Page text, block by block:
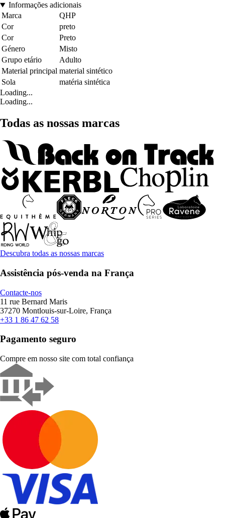
Informações adicionais
Marca
QHP
Cor
preto
Cor
Preto
Género
Misto
Grupo etário
Adulto
Material principal material sintético
Sola
matéria sintética
Loading...
Loading...
Todas as nossas marcas
Descubra todas as nossas marcas
Assistência pós-venda na França
Contacte-nos
11 rue Bernard Maris
37270 Montlouis-sur-Loire, França
+33 1 86 47 62 58
Pagamento seguro
Compre em nosso site com total confiança